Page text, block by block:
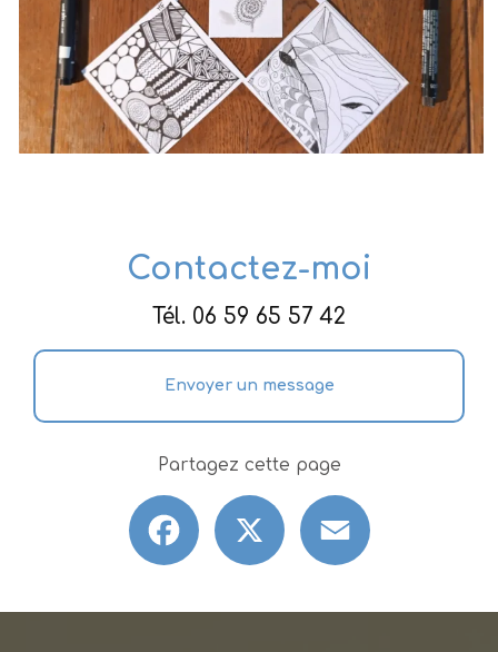
Contactez-moi
Tél. 06 59 65 57 42
Envoyer un message
Partagez cette page
Facebook